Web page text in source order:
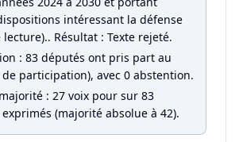
intéressant la défense
Résultat : Texte rejeté.
: 83 députés ont pris part au
de participation), avec 0 abstention.
: 27 voix pour sur 83
(majorité absolue à 42).